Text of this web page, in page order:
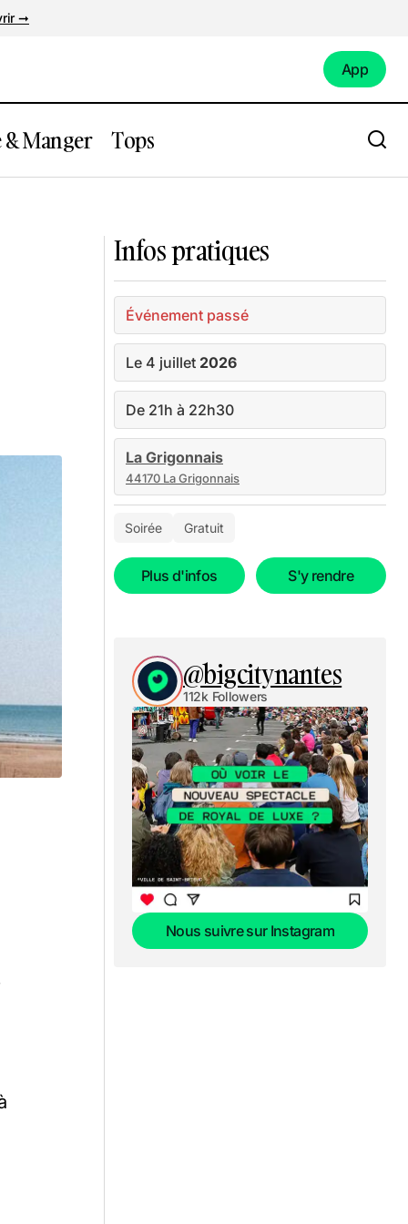
➞
App
Manger Tops
Infos pratiques
Événement passé
Le 4 juillet 2026
De 21h à 22h30
La Grigonnais
44170 La Grigonnais
Soirée Gratuit
Plus d'infos S'y rendre
@bigcitynantes
112k Followers
Nous suivre sur Instagram